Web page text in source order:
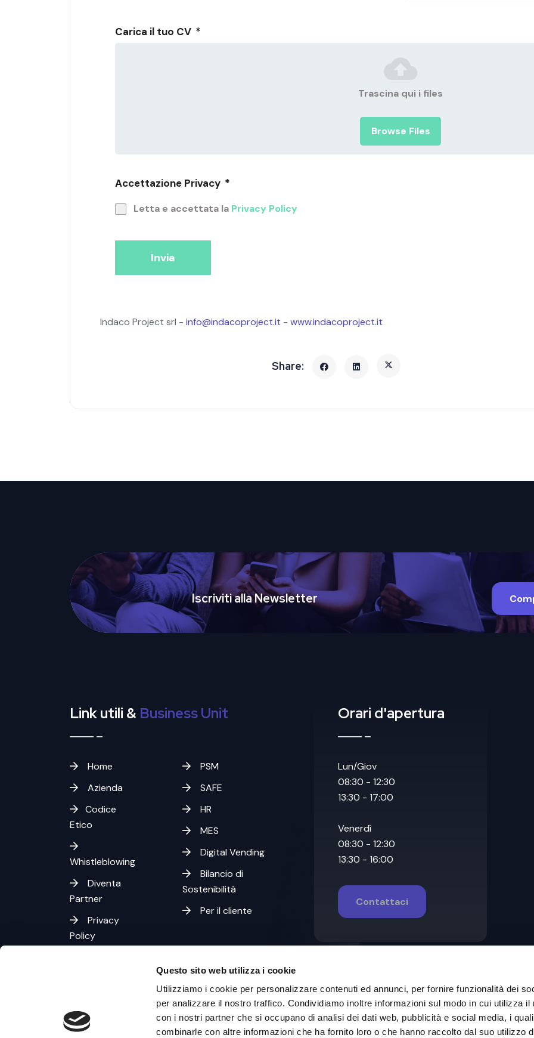
Questo sito web utilizza i cookie
Utilizziamo i cookie per personalizzare contenuti ed annunci, per fornire funzionalità dei
per analizzare il nostro traffico. Condividiamo inoltre informazioni sul modo in cui utilizza il
con i nostri partner che si occupano di analisi dei dati web, pubblicità e social media, i
combinarle con altre informazioni che ha fornito loro o che hanno raccolto dal suo utilizzo
Carica il tuo CV *
Trascina qui i files
Browse Files
Accettazione Privacy *
Letta e accettata la Privacy Policy
Invia
Indaco Project srl - info@indacoproject.it - www.indacoproject.it
Iscriviti alla Newsletter
Link utili & Business Unit
Home
Azienda
Codice
Etico
Whistleblowing
Diventa
Partner
Privacy
Policy
PSM
SAFE
HR
MES
Digital Vending
Bilancio di
Sostenibilità
Per il cliente
Orari d'apertura
Lun/Giov
08:30 - 12:30
13:30 - 17:00
Venerdì
08:30 - 12:30
13:30 - 16:00
Contattaci